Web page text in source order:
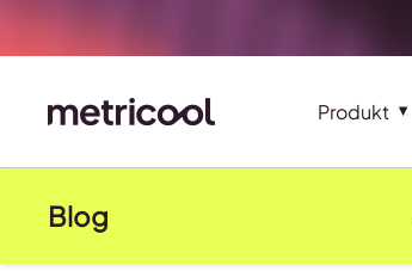
Produkt
Blog